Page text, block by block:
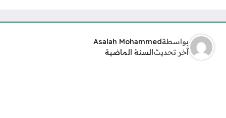
بواسطةAsalah Mohammed
آخر تحديثالسنة الماضية